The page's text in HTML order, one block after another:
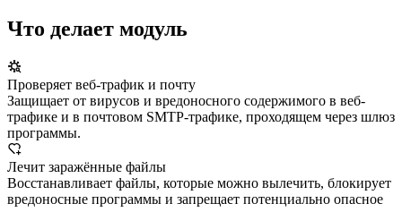
Что делает модуль
Проверяет веб-трафик и почту
Защищает от вирусов и вредоносного содержимого в веб-
трафике и в почтовом SMTP-трафике, проходящем через шлюз
программы.
Лечит заражённые файлы
Восстанавливает файлы, которые можно вылечить, блокирует
вредоносные программы и запрещает потенциально опасное